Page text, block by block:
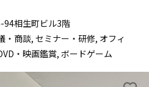
94相生町ビル3階
・商談, セミナー・研修, オフィ
・映画鑑賞, ボードゲーム